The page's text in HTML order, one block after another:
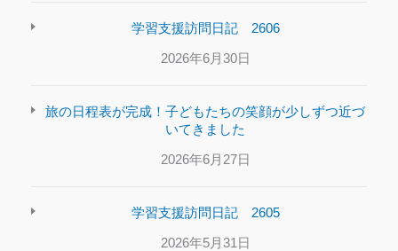
学習支援訪問日記 2606
2026年6月30日
旅の日程表が完成！子どもたちの笑顔が少しずつ近づ
いてきました
2026年6月27日
学習支援訪問日記 2605
2026年5月31日